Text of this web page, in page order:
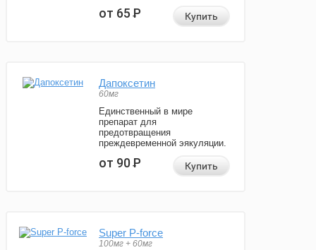
от 65Р Купить
Дапоксетин
60мг
Единственный в мире
препарат для
предотвращения
преждевременной эякуляции.
от 90Р Купить
Super P-force
100мг + 60мг